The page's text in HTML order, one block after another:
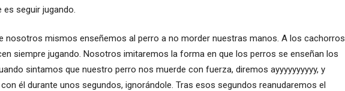
es seguir jugando.
nosotros mismos enseñemos al perro a no morder nuestras manos. A los cachorros
siempre jugando. Nosotros imitaremos la forma en que los perros se enseñan los
sintamos que nuestro perro nos muerde con fuerza, diremos ayyyyyyyyyy, y
él durante unos segundos, ignorándole. Tras esos segundos reanudaremos el